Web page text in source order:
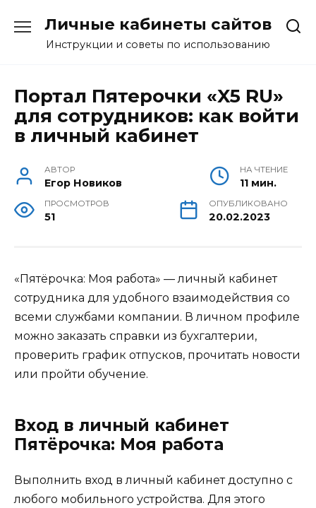
содержанию
Личные кабинеты сайтов
Инструкции и советы по использованию
Портал Пятерочки «X5 RU»
для сотрудников: как войти
в личный кабинет
АВТОР
Егор Новиков
НА ЧТЕНИЕ
11 мин.
ПРОСМОТРОВ
51
ОПУБЛИКОВАНО
20.02.2023
«Пятёрочка: Моя работа» — личный кабинет
сотрудника для удобного взаимодействия со
всеми службами компании. В личном профиле
можно заказать справки из бухгалтерии,
проверить график отпусков, прочитать новости
или пройти обучение.
Вход в личный кабинет
Пятёрочка: Моя работа
Выполнить вход в личный кабинет доступно с
любого мобильного устройства. Для этого